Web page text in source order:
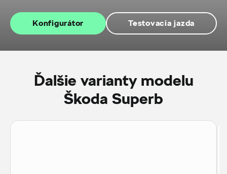
Konfigurátor Testovacia jazda
Ďalšie varianty modelu
Škoda Superb